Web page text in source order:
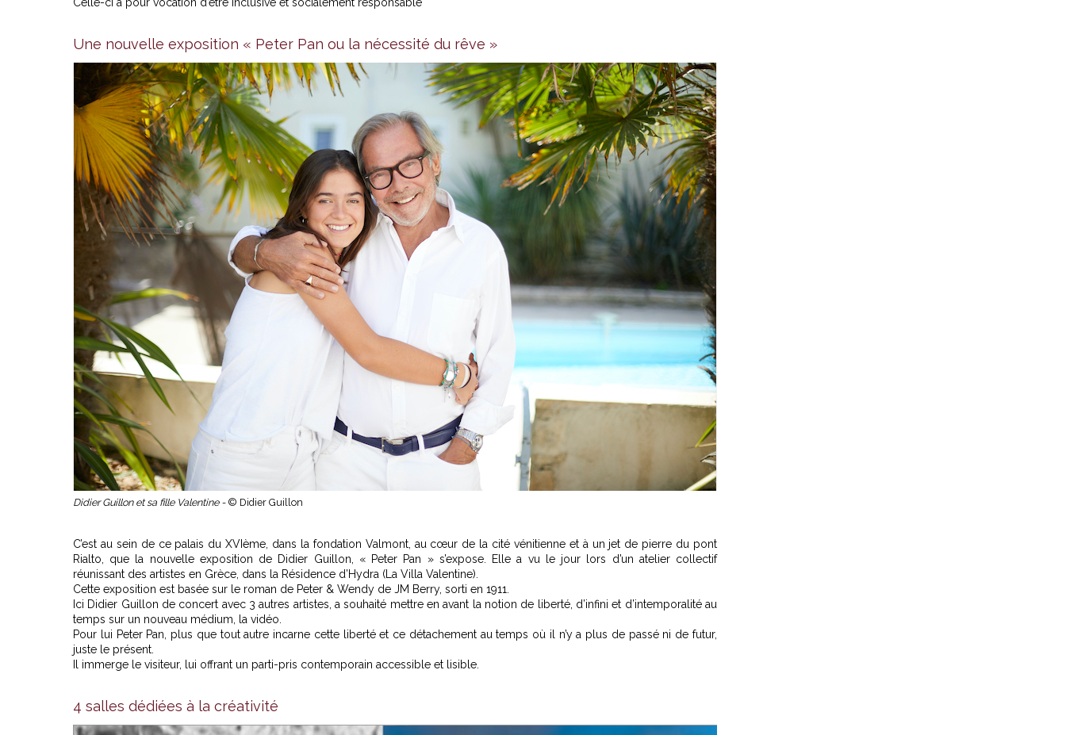
Une nouvelle exposition « Peter Pan ou la nécessité du rêve »
Didier Guillon et sa fille Valentine - © Didier Guillon
C’est au sein de ce palais du XVIème, dans la fondation Valmont, au cœur de la cité vénitienne et à un jet de pierre du pont
Rialto, que la nouvelle exposition de Didier Guillon, « Peter Pan » s’expose. Elle a vu le jour lors d’un atelier collectif
réunissant des artistes en Grèce, dans la Résidence d’Hydra (La Villa Valentine).
Cette exposition est basée sur le roman de Peter & Wendy de JM Berry, sorti en 1911.
Ici Didier Guillon de concert avec 3 autres artistes, a souhaité mettre en avant la notion de liberté, d’infini et d’intemporalité au
temps sur un nouveau médium, la vidéo.
Pour lui Peter Pan, plus que tout autre incarne cette liberté et ce détachement au temps où il n’y a plus de passé ni de futur,
juste le présent.
Il immerge le visiteur, lui offrant un parti-pris contemporain accessible et lisible.
4 salles dédiées à la créativité